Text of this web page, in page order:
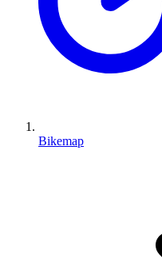
Bikemap